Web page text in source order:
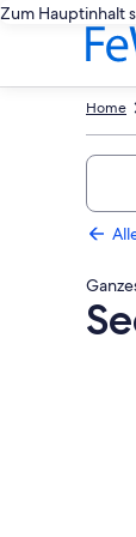
Zum Hauptinhalt
Home